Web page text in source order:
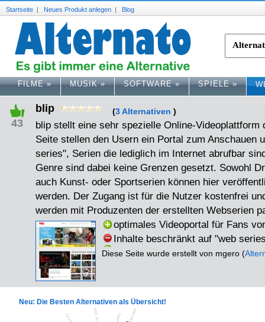
Startseite | Neues Produkt anlegen | Blog
FILME» MUSIK» SOFTWARE» SPIELE»
43
blip (3 Alternativen )
blip stellt eine sehr spezielle Online-Videoplattform
Seite stellen den Usern ein Portal zum Anschauen
series", Serien die lediglich im Internet abrufbar
Genre sind dabei keine Grenzen gesetzt. Sowohl
auch Kunst- oder Sportserien können hier
werden. Der Zugang ist für die Nutzer kostenfrei
werden mit Produzenten der erstellten Webserien
optimales Videoportal für Fans
Inhalte beschränkt auf "web
Diese Seite wurde erstellt von mgero (
Neu: Die Besten Alternativen als Übersicht!